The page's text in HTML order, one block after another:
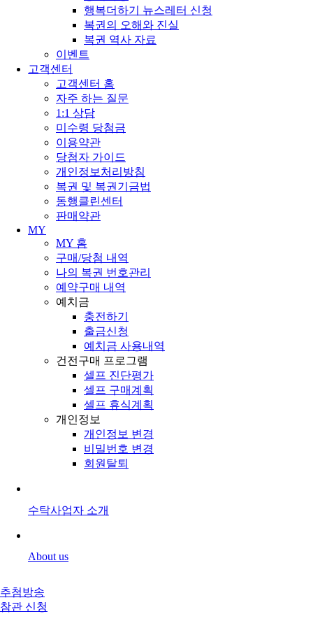
행복더하기 뉴스레터 신청
복권의 오해와 진실
복권 역사 자료
이벤트
고객센터
고객센터 홈
자주 하는 질문
1:1 상담
미수령 당첨금
이용약관
당첨자 가이드
개인정보처리방침
복권 및 복권기금법
동행클린센터
판매약관
MY
MY 홈
구매/당첨 내역
나의 복권 번호관리
예약구매 내역
예치금
충전하기
출금신청
예치금 사용내역
건전구매 프로그램
셀프 진단평가
셀프 구매계획
셀프 휴식계획
개인정보
개인정보 변경
비밀번호 변경
회원탈퇴
수탁사업자 소개
About us
추첨방송
참관 신청